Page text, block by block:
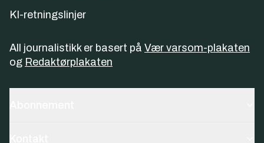
KI-retningslinjer
All journalistikk er basert på Vær varsom-plakaten
og Redaktørplakaten